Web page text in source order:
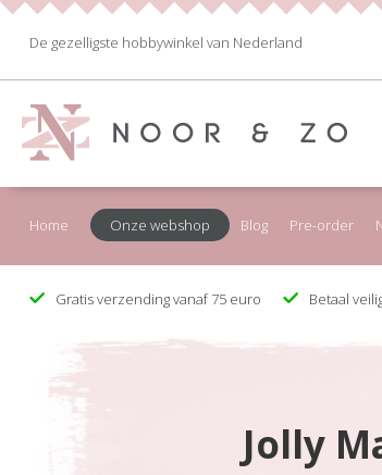
De gezelligste hobbywinkel van Nederland
Home Onze webshop Blog Pre-order
Gratis verzending vanaf 75 euro Betaal
Jolly